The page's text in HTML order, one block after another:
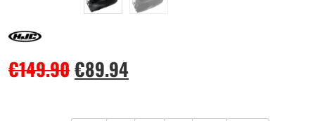
€149.90€89.94